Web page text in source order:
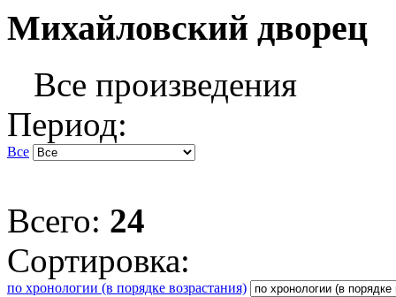
Михайловский дворец
Все произведения
Период:
Все
Всего: 24
Сортировка:
по хронологии (в порядке возрастания)